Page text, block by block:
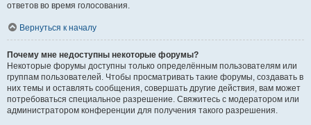
ответов во время голосования.
Вернуться к началу
Почему мне недоступны некоторые форумы?
Некоторые форумы доступны только определённым пользователям или
группам пользователей. Чтобы просматривать такие форумы, создавать в
них темы и оставлять сообщения, совершать другие действия, вам может
потребоваться специальное разрешение. Свяжитесь с модератором или
администратором конференции для получения такого разрешения.